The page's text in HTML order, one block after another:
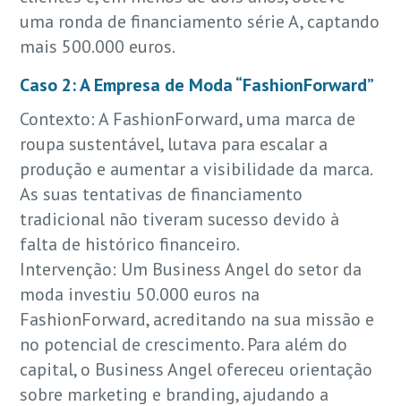
uma ronda de financiamento série A, captando
mais 500.000 euros.
Caso 2: A Empresa de Moda “FashionForward”
Contexto: A FashionForward, uma marca de
roupa sustentável, lutava para escalar a
produção e aumentar a visibilidade da marca.
As suas tentativas de financiamento
tradicional não tiveram sucesso devido à
falta de histórico financeiro.
Intervenção: Um Business Angel do setor da
moda investiu 50.000 euros na
FashionForward, acreditando na sua missão e
no potencial de crescimento. Para além do
capital, o Business Angel ofereceu orientação
sobre marketing e branding, ajudando a